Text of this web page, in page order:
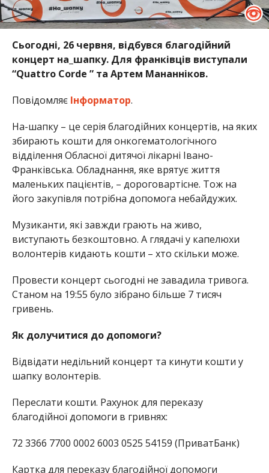
Сьогодні, 26 червня, відбувся благодійний
концерт на_шапку. Для франківців виступали
“Quattro Corde ” та Артем Мананніков.
Повідомляє Інформатор.
На-шапку – це серія благодійних концертів, на яких
збирають кошти для онкогематологічного
відділення Обласної дитячої лікарні Івано-
Франківська. Обладнання, яке врятує життя
маленьких пацієнтів, – дороговартісне. Тож на
його закупівля потрібна допомога небайдужих.
Музиканти, які завжди грають на живо,
виступають безкоштовно. А глядачі у капелюхи
волонтерів кидають кошти – хто скільки може.
Провести концерт сьогодні не завадила тривога.
Станом на 19:55 було зібрано більше 7 тисяч
гривень.
Як долучитися до допомоги?
Відвідати недільний концерт та кинути кошти у
шапку волонтерів.
Переслати кошти. Рахунок для переказу
благодійної допомоги в гривнях:
72 3366 7700 0002 6003 0525 54159 (ПриватБанк)
Картка для переказу благодійної допомоги